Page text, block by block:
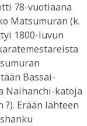
78-vuotiaana
Matsumuran (k.
1800-luvun
Bassai-
Naihanchi-katoja
Erään lähteen